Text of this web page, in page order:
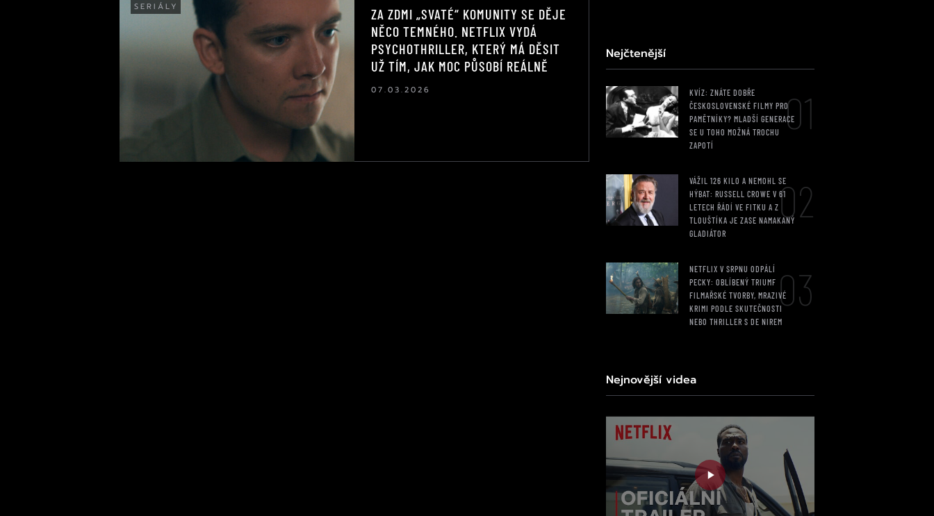
SERIÁLY
ZA ZDMI „SVATÉ“ KOMUNITY SE DĚJE
NĚCO TEMNÉHO. NETFLIX VYDÁ
PSYCHOTHRILLER, KTERÝ MÁ DĚSIT
UŽ TÍM, JAK MOC PŮSOBÍ REÁLNĚ
07.03.2026
Nejčtenější
KVÍZ: ZNÁTE DOBŘE
ČESKOSLOVENSKÉ FILMY PRO
PAMĚTNÍKY? MLADŠÍ GENERACE
SE U TOHO MOŽNÁ TROCHU
ZAPOTÍ
01
VÁŽIL 126 KILO A NEMOHL SE
HÝBAT: RUSSELL CROWE V 61
LETECH ŘÁDÍ VE FITKU A Z
TLOUŠTÍKA JE ZASE NAMAKANÝ
GLADIÁTOR
02
NETFLIX V SRPNU ODPÁLÍ
PECKY: OBLÍBENÝ TRIUMF
FILMAŘSKÉ TVORBY, MRAZIVÉ
KRIMI PODLE SKUTEČNOSTI
NEBO THRILLER S DE NIREM
03
Nejnovější videa